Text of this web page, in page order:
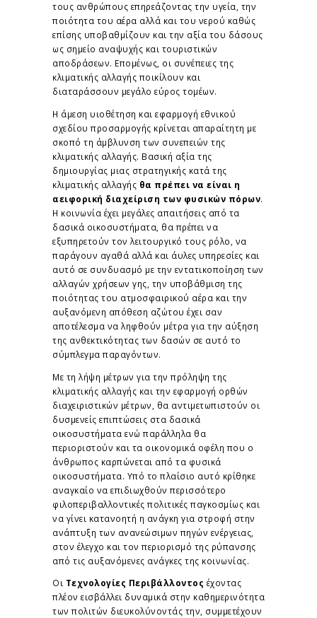
τους ανθρώπους επηρεάζοντας την υγεία, την
ποιότητα του αέρα αλλά και του νερού καθώς
επίσης υποβαθμίζουν και την αξία του δάσους
ως σημείο αναψυχής και τουριστικών
αποδράσεων. Επομένως, οι συνέπειες της
κλιματικής αλλαγής ποικίλουν και
διαταράσσουν μεγάλο εύρος τομέων.
Η άμεση υιοθέτηση και εφαρμογή εθνικού
σχεδίου προσαρμογής κρίνεται απαραίτητη με
σκοπό τη άμβλυνση των συνεπειών της
κλιματικής αλλαγής. Βασική αξία της
δημιουργίας μιας στρατηγικής κατά της
κλιματικής αλλαγής θα πρέπει να είναι η
αειφορική διαχείριση των φυσικών πόρων.
Η κοινωνία έχει μεγάλες απαιτήσεις από τα
δασικά οικοσυστήματα, θα πρέπει να
εξυπηρετούν τον λειτουργικό τους ρόλο, να
παράγουν αγαθά αλλά και άυλες υπηρεσίες και
αυτό σε συνδυασμό με την εντατικοποίηση των
αλλαγών χρήσεων γης, την υποβάθμιση της
ποιότητας του ατμοσφαιρικού αέρα και την
αυξανόμενη απόθεση αζώτου έχει σαν
αποτέλεσμα να ληφθούν μέτρα για την αύξηση
της ανθεκτικότητας των δασών σε αυτό το
σύμπλεγμα παραγόντων.
Με τη λήψη μέτρων για την πρόληψη της
κλιματικής αλλαγής και την εφαρμογή ορθών
διαχειριστικών μέτρων, θα αντιμετωπιστούν οι
δυσμενείς επιπτώσεις στα δασικά
οικοσυστήματα ενώ παράλληλα θα
περιοριστούν και τα οικονομικά οφέλη που ο
άνθρωπος καρπώνεται από τα φυσικά
οικοσυστήματα. Υπό το πλαίσιο αυτό κρίθηκε
αναγκαίο να επιδιωχθούν περισσότερο
φιλοπεριβαλλοντικές πολιτικές παγκοσμίως και
να γίνει κατανοητή η ανάγκη για στροφή στην
ανάπτυξη των ανανεώσιμων πηγών ενέργειας,
στον έλεγχο και τον περιορισμό της ρύπανσης
από τις αυξανόμενες ανάγκες της κοινωνίας.
Οι Τεχνολογίες Περιβάλλοντος έχοντας
πλέον εισβάλλει δυναμικά στην καθημερινότητα
των πολιτών διευκολύνοντάς την, συμμετέχουν